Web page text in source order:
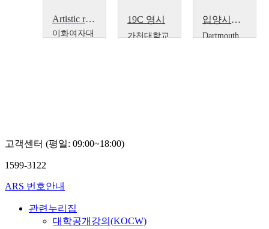
Artistic research as a means to critically translate perceptions of transnational adoption
이화여자대
19C 영시
가천대학교
입양시장: 현시대의 신념, 계층, 인종
Dartmouth
고객센터 (평일: 09:00~18:00)
1599-3122
ARS 번호안내
관련누리집
대학공개강의(KOCW)